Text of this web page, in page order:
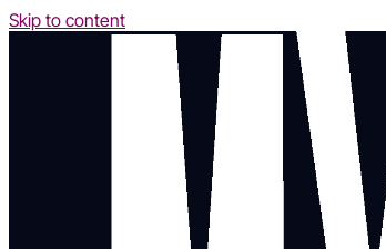
Skip to content